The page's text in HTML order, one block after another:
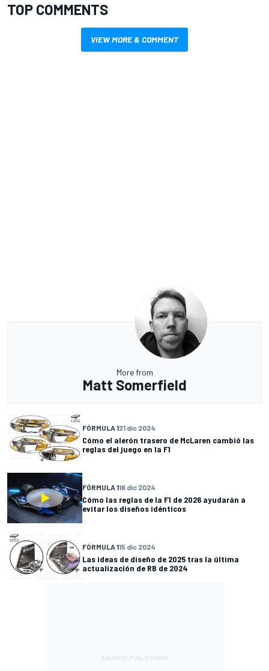
TOP COMMENTS
VIEW MORE & COMMENT
More from
Matt Somerfield
FÓRMULA 121 dic 2024
Cómo el alerón trasero de McLaren cambió las
reglas del juego en la F1
FÓRMULA 116 dic 2024
Cómo las reglas de la F1 de 2026 ayudarán a
evitar los diseños idénticos
FÓRMULA 115 dic 2024
Las ideas de diseño de 2025 tras la última
actualización de RB de 2024